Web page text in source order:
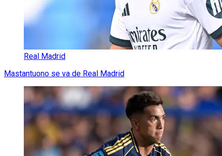
Real Madrid
Mastantuono se va de Real Madrid